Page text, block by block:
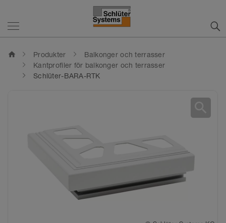
home Produkter
Balkonger och terrasser
Kantprofiler för balkonger och terrasser
Schlüter-BARA-RTK